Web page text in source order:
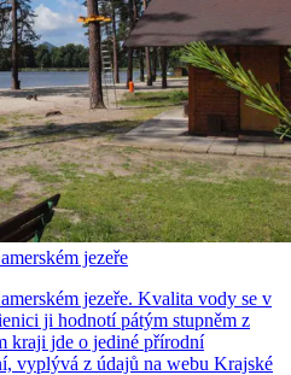
jezeře
jezeře. Kvalita vody se v
ji hodnotí pátým stupněm z
kraji jde o jediné přírodní
vyplývá z údajů na webu Krajské